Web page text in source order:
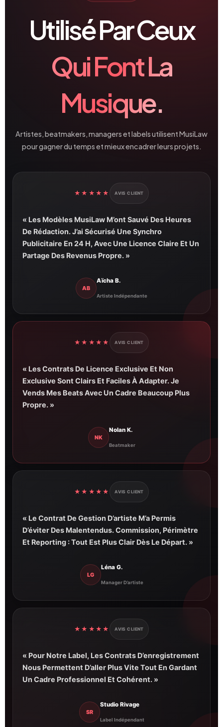
Utilisé Par Ceux
Qui Font La
Musique.
Artistes, beatmakers, managers et labels utilisent MusiLaw
pour gagner du temps et mieux encadrer leurs projets.
★★★★★ AVIS CLIENT
« Les Modèles MusiLaw M’ont Sauvé Des Heures
De Rédaction. J’ai Sécurisé Une Synchro
Publicitaire En 24 H, Avec Une Licence Claire Et Un
Partage Des Revenus Propre. »
AB
Aïcha B.
Artiste Indépendante
★★★★★ AVIS CLIENT
« Les Contrats De Licence Exclusive Et Non
Exclusive Sont Clairs Et Faciles À Adapter. Je
Vends Mes Beats Avec Un Cadre Beaucoup Plus
Propre. »
NK
Nolan K.
Beatmaker
★★★★★ AVIS CLIENT
« Le Contrat De Gestion D’artiste M’a Permis
D’éviter Des Malentendus. Commission, Périmètre
Et Reporting : Tout Est Plus Clair Dès Le Départ. »
LG
Léna G.
Manager D’artiste
★★★★★ AVIS CLIENT
« Pour Notre Label, Les Contrats D’enregistrement
Nous Permettent D’aller Plus Vite Tout En Gardant
Un Cadre Professionnel Et Cohérent. »
SR
Studio Rivage
Label Indépendant